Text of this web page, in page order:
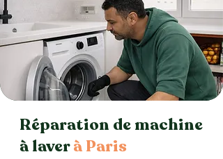
Réparation de machine
à laverà Paris